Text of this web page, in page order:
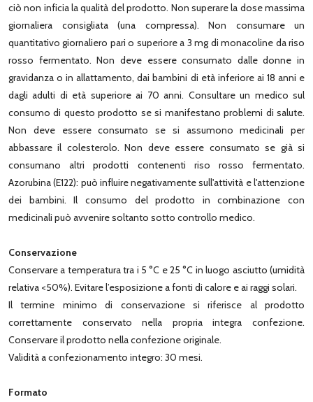
ciò non inficia la qualità del prodotto. Non superare la dose massima
giornaliera consigliata (una compressa). Non consumare un
quantitativo giornaliero pari o superiore a 3 mg di monacoline da riso
rosso fermentato. Non deve essere consumato dalle donne in
gravidanza o in allattamento, dai bambini di età inferiore ai 18 anni e
dagli adulti di età superiore ai 70 anni. Consultare un medico sul
consumo di questo prodotto se si manifestano problemi di salute.
Non deve essere consumato se si assumono medicinali per
abbassare il colesterolo. Non deve essere consumato se già si
consumano altri prodotti contenenti riso rosso fermentato.
Azorubina (E122): può influire negativamente sull'attività e l'attenzione
dei bambini. Il consumo del prodotto in combinazione con
medicinali può avvenire soltanto sotto controllo medico.
Conservazione
Conservare a temperatura tra i 5 °C e 25 °C in luogo asciutto (umidità
relativa <50%). Evitare l’esposizione a fonti di calore e ai raggi solari.
Il termine minimo di conservazione si riferisce al prodotto
correttamente conservato nella propria integra confezione.
Conservare il prodotto nella confezione originale.
Validità a confezionamento integro: 30 mesi.
Formato